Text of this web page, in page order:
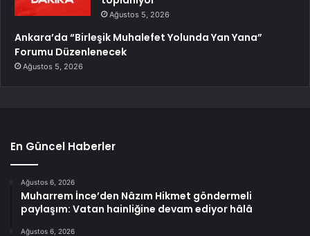
Ağustos 5, 2026
Ankara’da “Birleşik Muhalefet Yolunda Yan Yana”
Forumu Düzenlenecek
Ağustos 5, 2026
En Güncel Haberler
Ağustos 6, 2026
Muharrem İnce’den Nâzım Hikmet göndermeli
paylaşım: Vatan hainliğine devam ediyor hâlâ
Ağustos 6, 2026